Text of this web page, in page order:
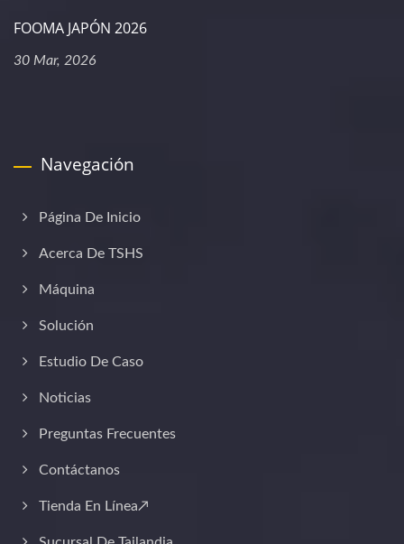
FOOMA JAPÓN 2026
30 Mar, 2026
Navegación
Página De Inicio
Acerca De TSHS
Máquina
Solución
Estudio De Caso
Noticias
Preguntas Frecuentes
Contáctanos
Tienda En Línea↗